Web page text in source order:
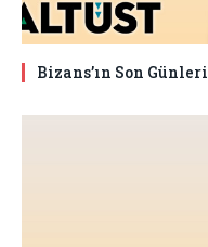
Bizans’ın Son Günleri